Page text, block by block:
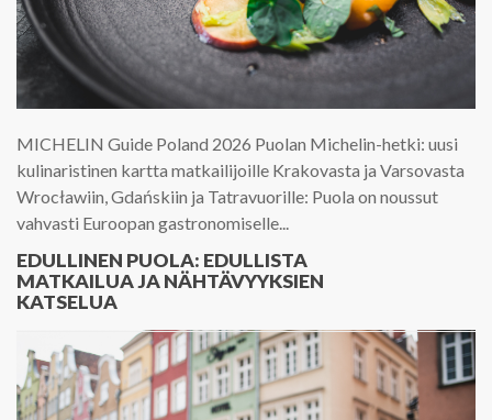
MICHELIN Guide Poland 2026 Puolan Michelin-hetki: uusi
kulinaristinen kartta matkailijoille Krakovasta ja Varsovasta
Wrocławiin, Gdańskiin ja Tatravuorille: Puola on noussut
vahvasti Euroopan gastronomiselle...
EDULLINEN PUOLA: EDULLISTA
MATKAILUA JA NÄHTÄVYYKSIEN
KATSELUA